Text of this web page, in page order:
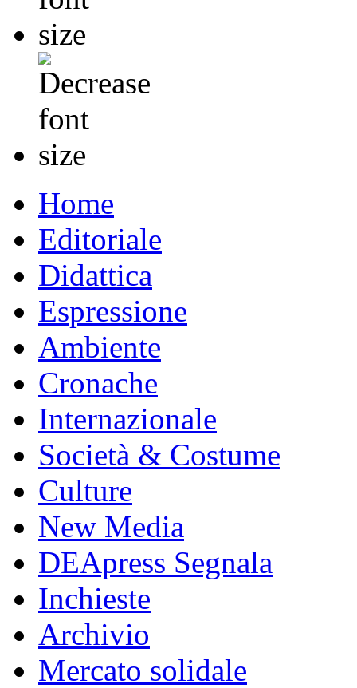
Home
Editoriale
Didattica
Espressione
Ambiente
Cronache
Internazionale
Società & Costume
Culture
New Media
DEApress Segnala
Inchieste
Archivio
Mercato solidale